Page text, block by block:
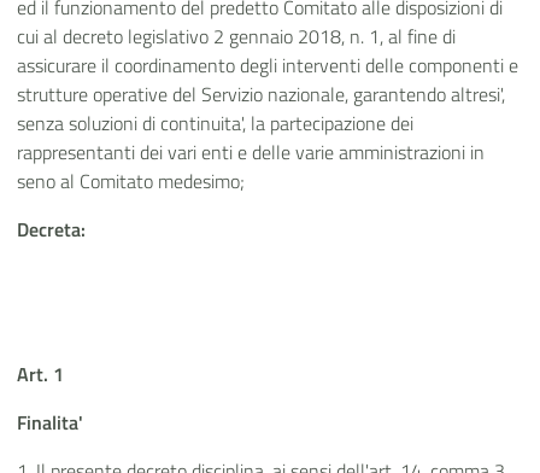
ed il funzionamento del predetto Comitato alle disposizioni di
cui al decreto legislativo 2 gennaio 2018, n. 1, al fine di
assicurare il coordinamento degli interventi delle componenti e
strutture operative del Servizio nazionale, garantendo altresi',
senza soluzioni di continuita', la partecipazione dei
rappresentanti dei vari enti e delle varie amministrazioni in
seno al Comitato medesimo;
Decreta:
Art. 1
Finalita'